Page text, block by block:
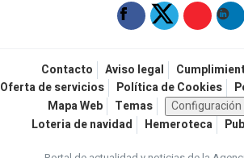
Contacto Aviso legal
Oferta de servicios
Política de Cookies
Mapa Web
Temas
Loteria de navidad
Hemeroteca